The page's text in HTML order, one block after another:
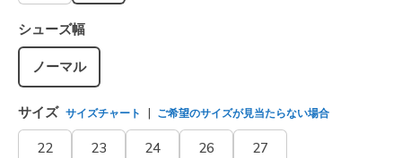
選択されました
シューズ幅
ノーマル
サイズ サイズチャート ご希望のサイズが見当たらない場合
22 23 24 26 27